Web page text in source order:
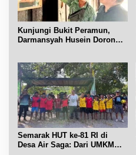
Kunjungi Bukit Peramun,
Darmansyah Husein Dorong
Semarak HUT ke-81 RI di
Desa Air Saga: Dari UMKM